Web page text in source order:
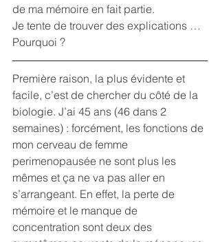
de ma mémoire en fait partie.
Je tente de trouver des explications …
Pourquoi ?
Première raison, la plus évidente et
facile, c’est de chercher du côté de la
biologie. J’ai 45 ans (46 dans 2
semaines) : forcément, les fonctions de
mon cerveau de femme
perimenopausée ne sont plus les
mêmes et ça ne va pas aller en
s’arrangeant. En effet, la perte de
mémoire et le manque de
concentration sont deux des